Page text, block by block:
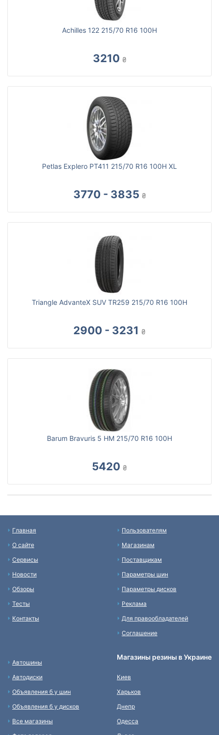
Achilles 122 215/70 R16 100H
3210 ₴
Petlas Explero PT411 215/70 R16 100H XL
3770 - 3835 ₴
Triangle AdvanteX SUV TR259 215/70 R16 100H
2900 - 3231 ₴
Barum Bravuris 5 HM 215/70 R16 100H
5420 ₴
Главная
О сайте
Сервисы
Новости
Обзоры
Тесты
Контакты
Пользователям
Магазинам
Поставщикам
Параметры шин
Параметры дисков
Реклама
Для правообладателей
Соглашение
Автошины
Автодиски
Объявления б у шин
Объявления б у дисков
Все магазины
Магазины резины в Украине
Киев
Харьков
Днепр
Одесса